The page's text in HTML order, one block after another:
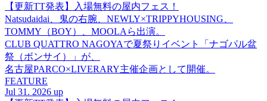
【更新TT発表】入場無料の屋内フェス！
Natsudaidai、鬼の右腕、NEWLY×TRIPPYHOUSING、
TOMMY（BOY）、MOOLAら出演。
CLUB QUATTRO NAGOYAで夏祭りイベント「ナゴパル盆
祭（ボンサイ）」が、
名古屋PARCO×LIVERARY主催企画として開催。
FEATURE
Jul 31. 2026 up